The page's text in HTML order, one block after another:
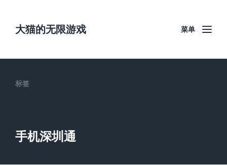
大猫的无限游戏 菜单
标签
手机深圳通